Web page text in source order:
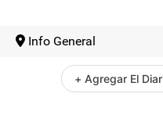
Info General
+ Agregar El